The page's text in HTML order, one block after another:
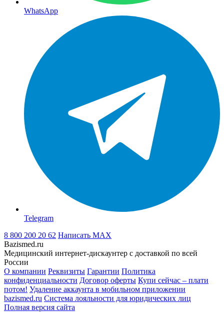
WhatsApp
Telegram
8 800 200 20 62 Написать MAX
Bazismed.ru
Медицинский интернет-дискаунтер с доставкой по всей
России
О компании Реквизиты Гарантии Политика
конфиденциальности Договор оферты Купи сейчас – плати
потом! Удаление аккаунта в мобильном приложении
bazismed.ru Система лояльности для юридических лиц
Полная версия сайта